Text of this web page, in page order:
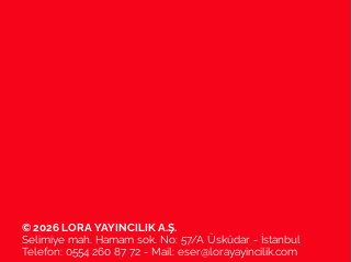
© 2026 LORA YAYINCILIK A.Ş.
Selimiye mah. Hamam sok. No: 57/A Üsküdar - İstanbul
Telefon: 0554 260 87 72 - Mail: eser@lorayayincilik.com